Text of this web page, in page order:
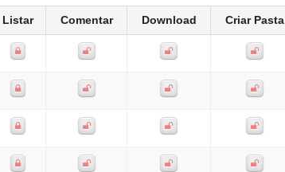
Listar Comentar Download Criar Pasta